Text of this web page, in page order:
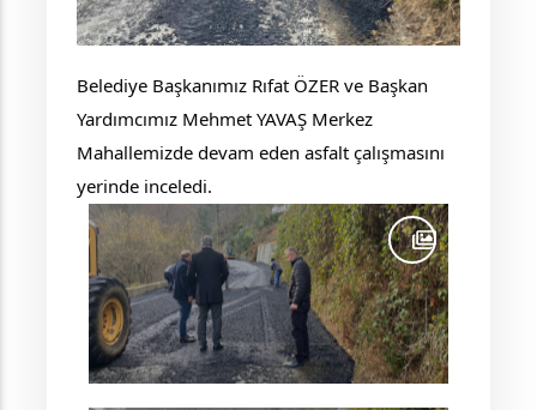
Belediye Başkanımız Rıfat ÖZER ve Başkan
Yardımcımız Mehmet YAVAŞ Merkez
Mahallemizde devam eden asfalt çalışmasını
yerinde inceledi.